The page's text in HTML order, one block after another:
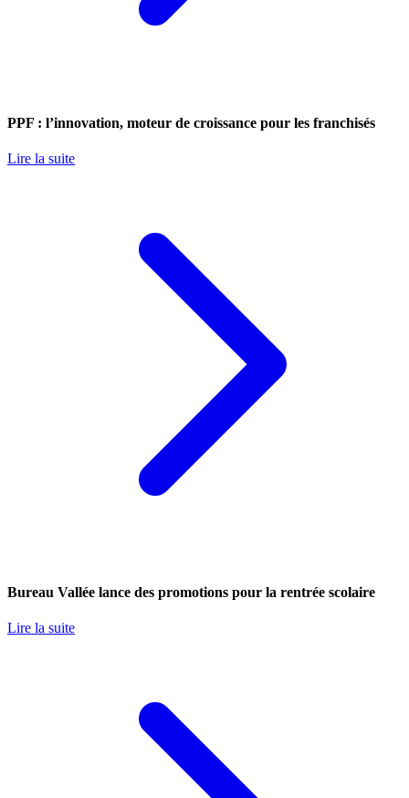
PPF : l’innovation, moteur de croissance pour les franchisés
Lire la suite
Bureau Vallée lance des promotions pour la rentrée scolaire
Lire la suite